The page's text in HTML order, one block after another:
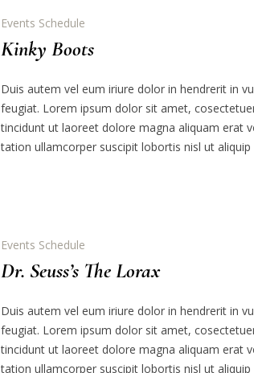
Events Schedule
Kinky Boots
Duis autem vel eum iriure dolor in hendrerit in
feugiat. Lorem ipsum dolor sit amet,
tincidunt ut laoreet dolore magna aliquam erat
tation ullamcorper suscipit lobortis nisl ut
Events Schedule
Dr. Seuss’s The Lorax
Duis autem vel eum iriure dolor in hendrerit in
feugiat. Lorem ipsum dolor sit amet,
tincidunt ut laoreet dolore magna aliquam erat
tation ullamcorper suscipit lobortis nisl ut